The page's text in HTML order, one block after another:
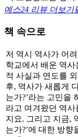
예스24 리뷰 더보기
책 속으로
저 역시 역사가 어
학교에서 배운 역
적 사실과 연도를
후, 역사가 새롭게
는가?’라는 고민을
라고 여겨왔던 역사
지요. 그리고 지금,
는가?’에 대한 방향